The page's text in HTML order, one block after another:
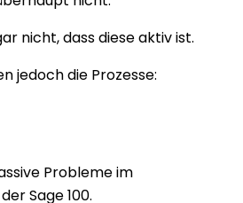
nicht, dass diese aktiv ist.
jedoch die Prozesse:
Probleme im
Sage 100.